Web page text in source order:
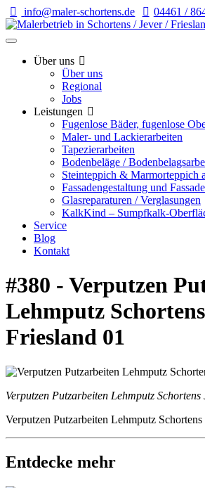
info@maler-schortens.de 04461 /
Über uns
Über uns
Regional
Jobs
Leistungen
Fugenlose Bäder, fugenlose
Maler- und Lackierarbeiten
Tapezierarbeiten
Bodenbeläge /
Steinteppich & Marmorteppich
Fassadengestaltung und
Glasreparaturen / Verglasungen
KalkKind – Sumpfkalk-
Service
Blog
Kontakt
#380 - Verputzen
Lehmputz
Friesland 01
Verputzen Putzarbeiten Lehmputz
Verputzen Putzarbeiten Lehmputz Schortens
Entdecke mehr